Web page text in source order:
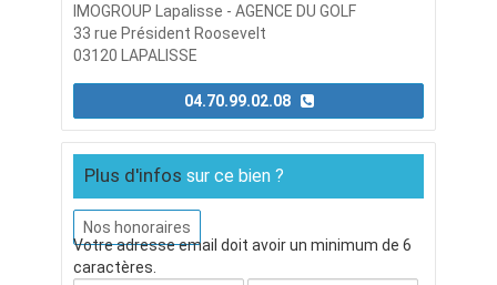
IMOGROUP Lapalisse - AGENCE DU GOLF
33 rue Président Roosevelt
03120 LAPALISSE
Plus d'infos sur ce bien ?
Nos honoraires
Votre adresse email doit avoir un minimum de 6
caractères.